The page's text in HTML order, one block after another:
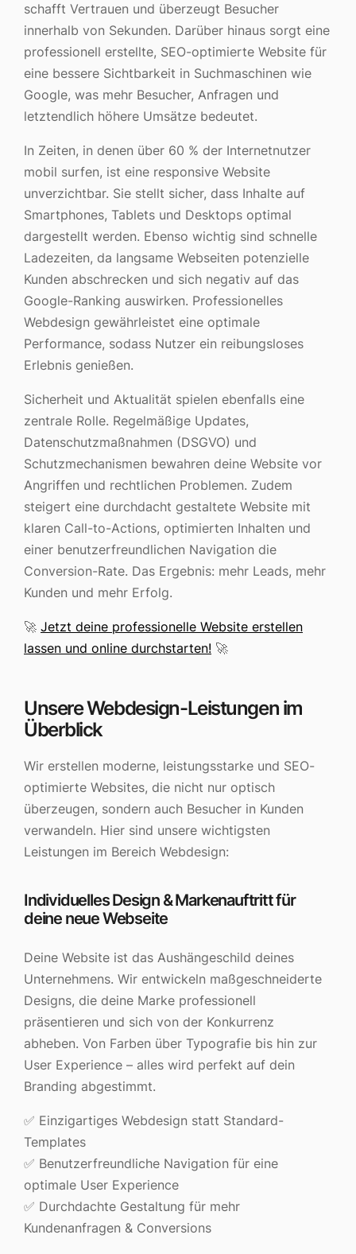
schafft Vertrauen und überzeugt Besucher
innerhalb von Sekunden. Darüber hinaus sorgt eine
professionell erstellte, SEO-optimierte Website für
eine bessere Sichtbarkeit in Suchmaschinen wie
Google, was mehr Besucher, Anfragen und
letztendlich höhere Umsätze bedeutet.
In Zeiten, in denen über 60 % der Internetnutzer
mobil surfen, ist eine responsive Website
unverzichtbar. Sie stellt sicher, dass Inhalte auf
Smartphones, Tablets und Desktops optimal
dargestellt werden. Ebenso wichtig sind schnelle
Ladezeiten, da langsame Webseiten potenzielle
Kunden abschrecken und sich negativ auf das
Google-Ranking auswirken. Professionelles
Webdesign gewährleistet eine optimale
Performance, sodass Nutzer ein reibungsloses
Erlebnis genießen.
Sicherheit und Aktualität spielen ebenfalls eine
zentrale Rolle. Regelmäßige Updates,
Datenschutzmaßnahmen (DSGVO) und
Schutzmechanismen bewahren deine Website vor
Angriffen und rechtlichen Problemen. Zudem
steigert eine durchdacht gestaltete Website mit
klaren Call-to-Actions, optimierten Inhalten und
einer benutzerfreundlichen Navigation die
Conversion-Rate. Das Ergebnis: mehr Leads, mehr
Kunden und mehr Erfolg.
🚀 Jetzt deine professionelle Website erstellen
lassen und online durchstarten! 🚀
Unsere Webdesign-Leistungen im
Überblick
Wir erstellen moderne, leistungsstarke und SEO-
optimierte Websites, die nicht nur optisch
überzeugen, sondern auch Besucher in Kunden
verwandeln. Hier sind unsere wichtigsten
Leistungen im Bereich Webdesign:
Individuelles Design & Markenauftritt für
deine neue Webseite
Deine Website ist das Aushängeschild deines
Unternehmens. Wir entwickeln maßgeschneiderte
Designs, die deine Marke professionell
präsentieren und sich von der Konkurrenz
abheben. Von Farben über Typografie bis hin zur
User Experience – alles wird perfekt auf dein
Branding abgestimmt.
✅ Einzigartiges Webdesign statt Standard-
Templates
✅ Benutzerfreundliche Navigation für eine
optimale User Experience
✅ Durchdachte Gestaltung für mehr
Kundenanfragen & Conversions